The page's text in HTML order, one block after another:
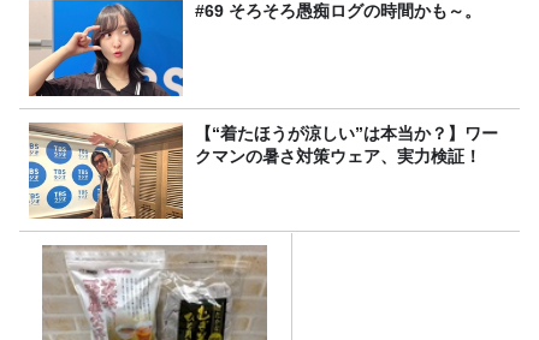
#69 そろそろ愚痴ログの時間かも～。
【“着たほうが涼しい”は本当か？】ワー
クマンの暑さ対策ウェア、実力検証！